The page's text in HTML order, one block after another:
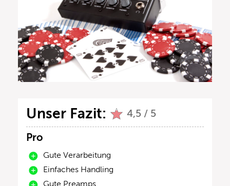
Unser Fazit: 4,5 / 5
Pro
Gute Verarbeitung
Einfaches Handling
Gute Preamps